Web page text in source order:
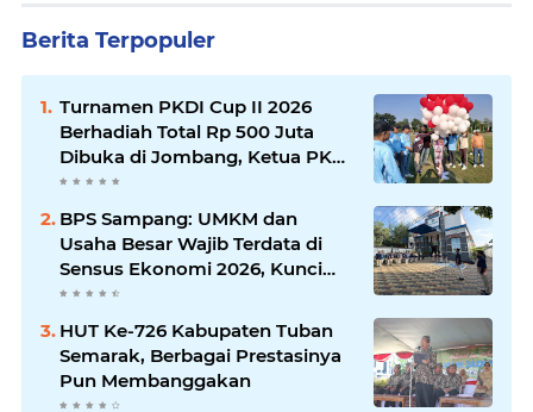
Berita Terpopuler
Turnamen PKDI Cup II 2026
Berhadiah Total Rp 500 Juta
Dibuka di Jombang, Ketua PKDI
Jatim Syaifullah Mahdi: Ajang
Komunikasi Antar-Kades untuk
Memajukan Desa
BPS Sampang: UMKM dan
Usaha Besar Wajib Terdata di
Sensus Ekonomi 2026, Kunci
Kebijakan Tepat Sasaran
HUT Ke-726 Kabupaten Tuban
Semarak, Berbagai Prestasinya
Pun Membanggakan